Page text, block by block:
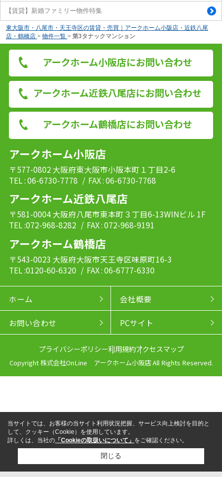
【賃貸】新婚ファミリー物件特集
東大阪市・八尾市・天王寺区の賃貸・売買｜アークホーム小阪店・近鉄八尾
店・鶴橋店 > 物件一覧 > 第3タナックマンション
アークホーム小阪店にお問い合わせ
アークホーム近鉄八尾店にお問い合わせ
アークホーム鶴橋店にお問い合わせ
アークホーム小阪店
〒577-0802 大阪府東大阪市小阪本町１丁目2-6
TEL : 06-6730-7778 / FAX : 06-6730-7768
アークホーム近鉄八尾店
〒581-0004 大阪府八尾市東本町３丁目6-13WINビル 1F
TEL :072-968-8282 / FAX : 072-968-9191
アークホーム鶴橋店
〒543-0023 大阪府大阪市天王寺区味原町16-3
TEL :0120-60-6320 / FAX : 06-6777-6330
ホーム 会社概要
お問い合わせ PCサイト
プライバシーポリシー利用規約アクセスマップ
Copyright 株式会社OnLine アークホーム小阪店 All Rights Reserved.
LINEからお問い合わせ
当サイトでは、お客様の当サイト利用状況把握、サービス向上検討を目的と
して、クッキー（Cookie）を使用しています。
詳しくは、当社の 「Cookieの取扱いについて」 をご確認ください。
閉じる